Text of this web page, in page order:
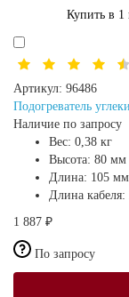
Купить в 1
Артикул: 96486
Подогреватель
Наличие по запросу
Вес: 0,38 кг
Высота: 80 мм
Длина: 105 мм
Длина кабеля:
1 887 ₽
По запросу